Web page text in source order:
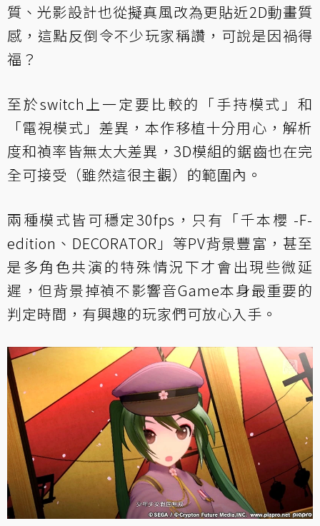
質、光影設計也從擬真風改為更貼近2D動畫質
感，這點反倒令不少玩家稱讚，可說是因禍得
福？
至於switch上一定要比較的「手持模式」和
「電視模式」差異，本作移植十分用心，解析
度和禎率皆無太大差異，3D模組的鋸齒也在完
全可接受（雖然這很主觀）的範圍內。
兩種模式皆可穩定30fps，只有「千本櫻 -F-
edition、DECORATOR」等PV背景豐富，甚至
是多角色共演的特殊情況下才會出現些微延
遲，但背景掉禎不影響音Game本身最重要的
判定時間，有興趣的玩家們可放心入手。